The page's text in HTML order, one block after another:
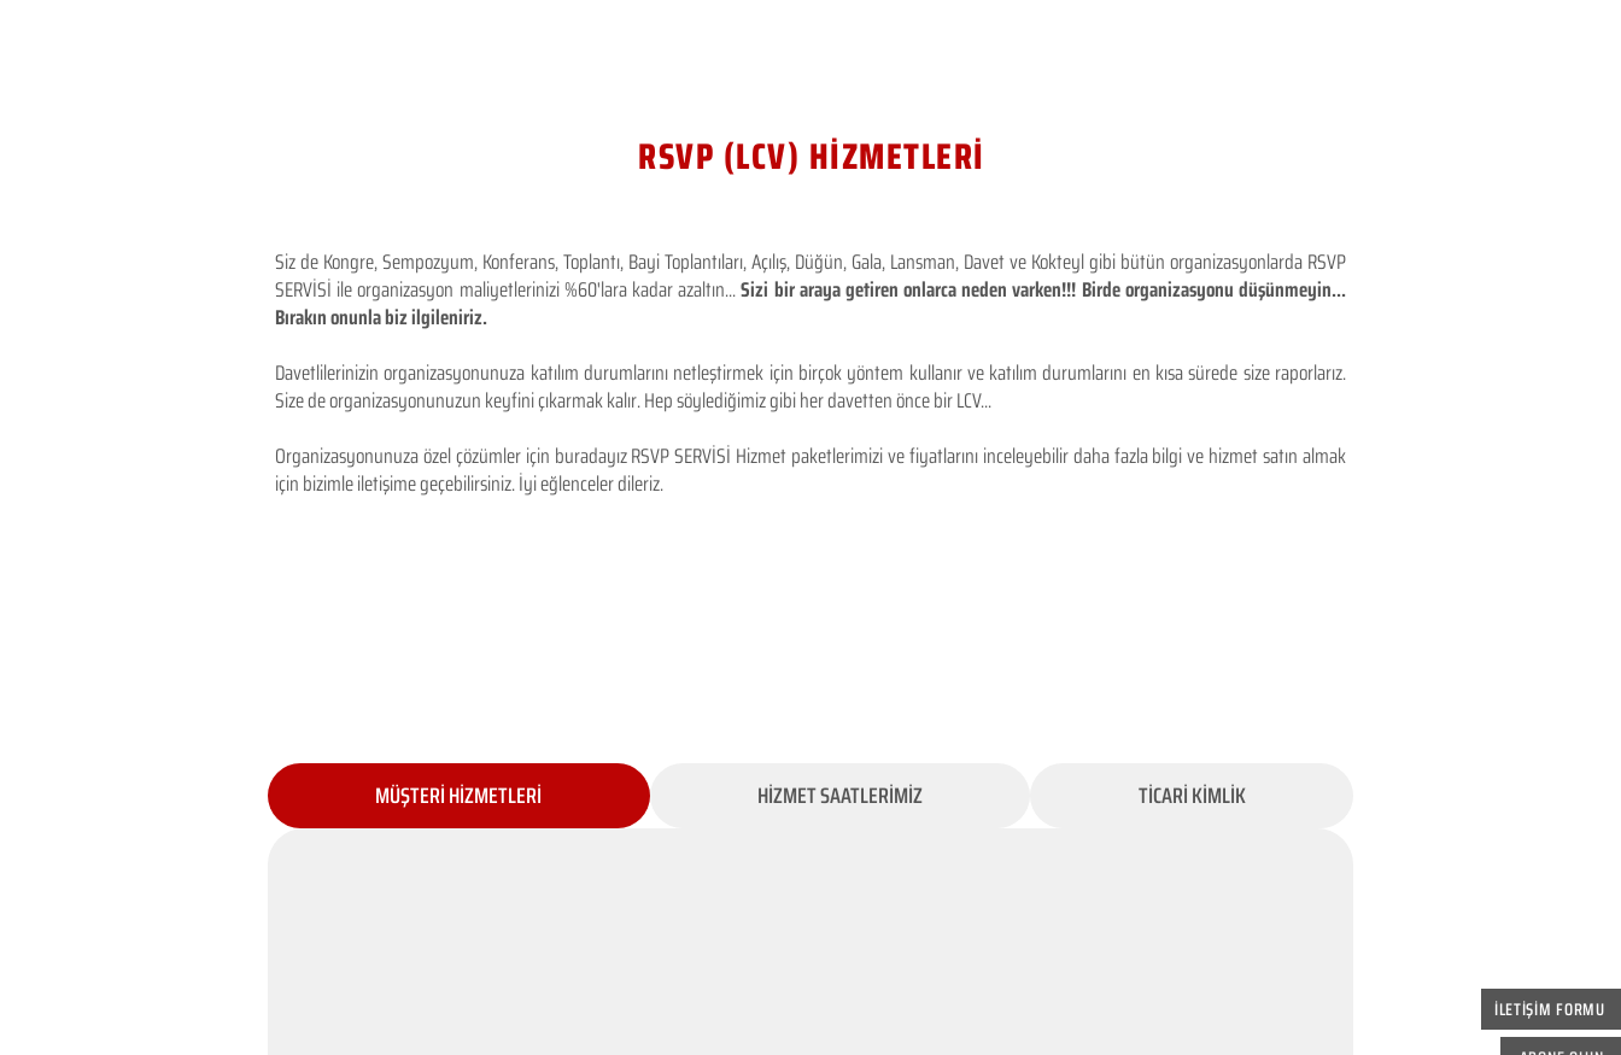
İLETİŞİM FORMU
RSVP (LCV) HİZMETLERİ
Siz de Kongre, Sempozyum, Konferans, Toplantı, Bayi Toplantıları, Açılış, Düğün, Gala, Lansman, Davet ve Kokteyl gibi bütün organizasyonlarda RSVP
SERVİSİ ile organizasyon maliyetlerinizi %60'lara kadar azaltın...Sizi bir araya getiren onlarca neden varken!!! Birde organizasyonu düşünmeyin...
Bırakın onunla biz ilgileniriz.
Davetlilerinizin organizasyonunuza katılım durumlarını netleştirmek için birçok yöntem kullanır ve katılım durumlarını en kısa sürede size raporlarız.
Size de organizasyonunuzun keyfini çıkarmak kalır. Hep söylediğimiz gibi her davetten önce bir LCV...
Organizasyonunuza özel çözümler için buradayız RSVP SERVİSİ Hizmet paketlerimizi ve fiyatlarını inceleyebilir daha fazla bilgi ve hizmet satın almak
için bizimle iletişime geçebilirsiniz. İyi eğlenceler dileriz.
MÜŞTERİ HİZMETLERİ HİZMET SAATLERİMİZ TİCARİ KİMLİK